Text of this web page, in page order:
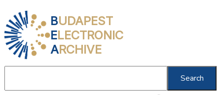
BUDAPEST
ELECTRONIC
ARCHIVE
Search